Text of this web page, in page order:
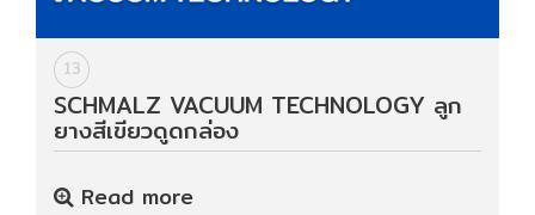
13
SCHMALZ VACUUM TECHNOLOGY ลูก
ยางสีเขียวดูดกล่อง
Read more